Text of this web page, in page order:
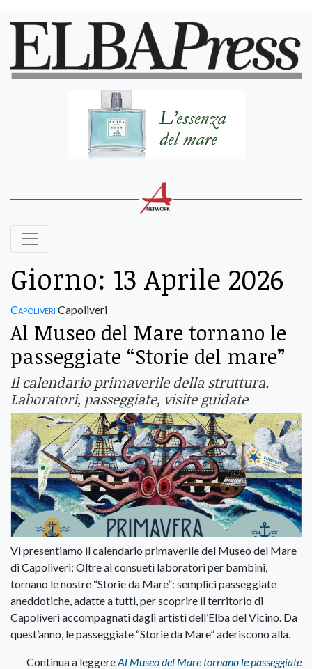
Giorno: 13 Aprile 2026
Capoliveri Capoliveri
Al Museo del Mare tornano le
passeggiate “Storie del mare”
Il calendario primaverile della struttura.
Laboratori, passeggiate, visite guidate
Vi presentiamo il calendario primaverile del Museo del Mare
di Capoliveri: Oltre ai consueti laboratori per bambini,
tornano le nostre “Storie da Mare”: semplici passeggiate
aneddotiche, adatte a tutti, per scoprire il territorio di
Capoliveri accompagnati dagli artisti dell’Elba del Vicino. Da
quest’anno, le passeggiate “Storie da Mare” aderiscono alla.
Continua a leggereAl Museo del Mare tornano le passeggiate